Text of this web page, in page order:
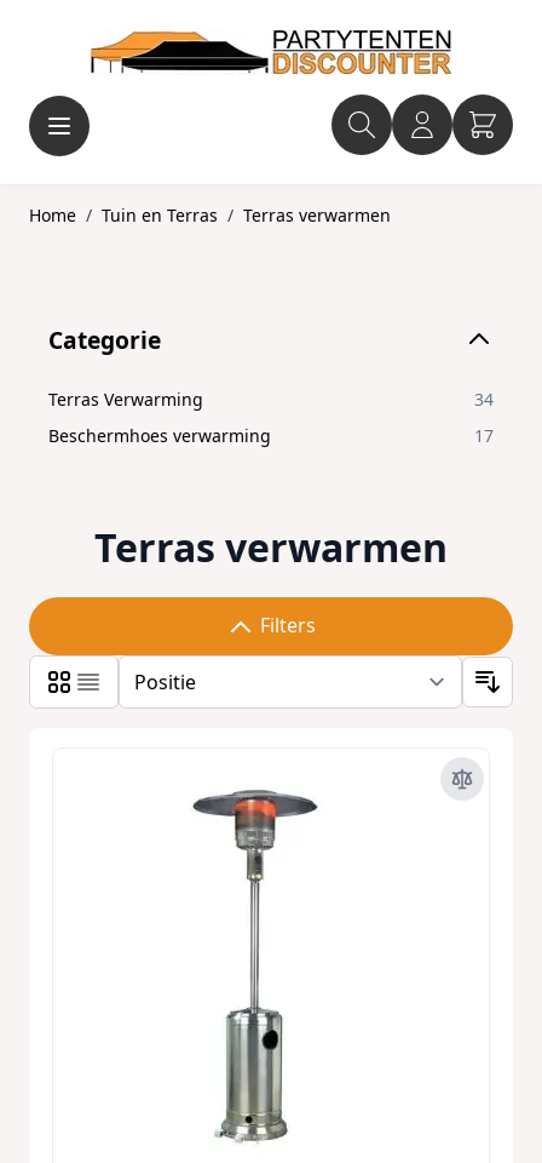
Home / Tuin en Terras / Terras verwarmen
Skip to product list
Categorie
filter
Terras Verwarming
34
Beschermhoes verwarming
17
Terras verwarmen
Filters